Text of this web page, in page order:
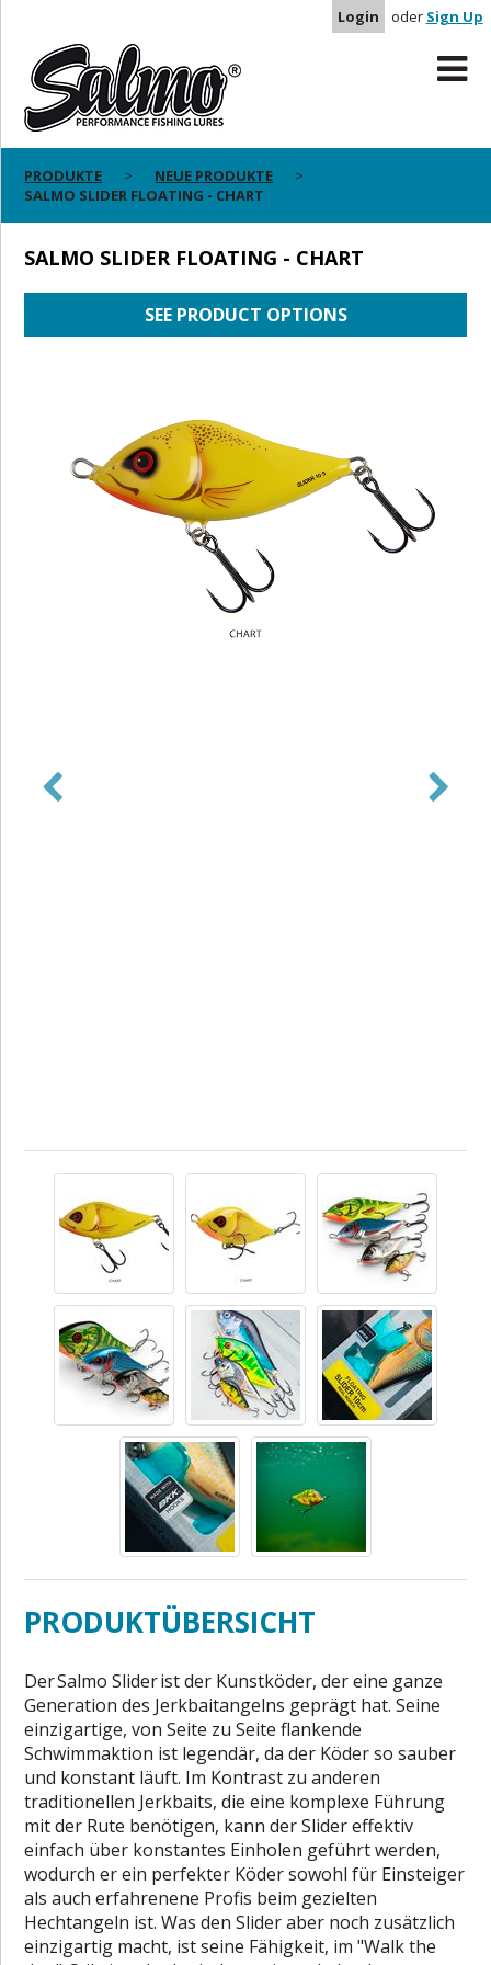
Login oder Sign Up
PRODUKTE
NEUE PRODUKTE
SALMO SLIDER FLOATING - CHART
SALMO SLIDER FLOATING - CHART
SEE PRODUCT OPTIONS
PRODUKTÜBERSICHT
Der Salmo Slider ist der Kunstköder, der eine ganze
Generation des Jerkbaitangelns geprägt hat. Seine
einzigartige, von Seite zu Seite flankende
Schwimmaktion ist legendär, da der Köder so sauber
und konstant läuft. Im Kontrast zu anderen
traditionellen Jerkbaits, die eine komplexe Führung
mit der Rute benötigen, kann der Slider effektiv
einfach über konstantes Einholen geführt werden,
wodurch er ein perfekter Köder sowohl für Einsteiger
als auch erfahrenene Profis beim gezielten
Hechtangeln ist. Was den Slider aber noch zusätzlich
einzigartig macht, ist seine Fähigkeit, im "Walk the